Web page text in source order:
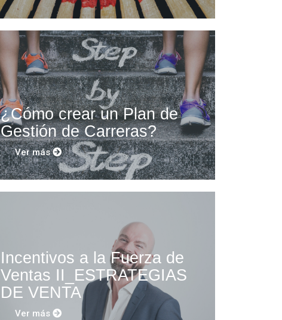
¿Cómo crear un Plan de
Gestión de Carreras?
Ver más
Incentivos a la Fuerza de
Ventas II_ESTRATEGIAS
DE VENTA
Ver más